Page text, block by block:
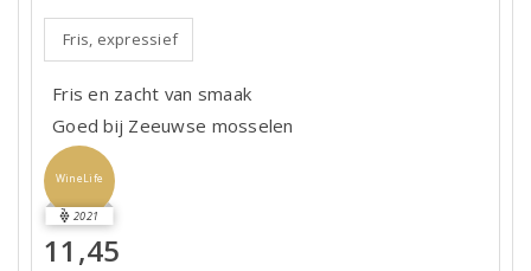
Fris, expressief
Fris en zacht van smaak
Goed bij Zeeuwse mosselen
WineLife
2021
11,45